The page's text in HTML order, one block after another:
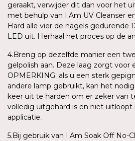
geraakt, verwijder dit dan voor het
met behulp van I.Am UV Cleanser
Hard alle vier de nagels gedurende
LED uit. Herhaal het proces op de
4.Breng op dezelfde manier een
gelpolish aan. Deze laag zorgt voor
OPMERKING: als u een sterk
andere lamp gebruikt, kan het
keer uit te harden om er zeker van
volledig uitgehard is en niet uitloopt
applicatie.
5.Bij gebruik van I.Am Soak Off No-